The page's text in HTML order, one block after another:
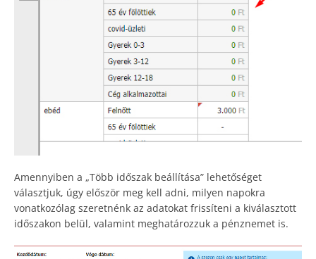
Amennyiben a „Több időszak beállítása” lehetőséget
választjuk, úgy először meg kell adni, milyen napokra
vonatkozólag szeretnénk az adatokat frissíteni a kiválasztott
időszakon belül, valamint meghatározzuk a pénznemet is.